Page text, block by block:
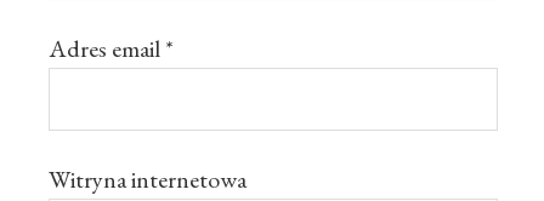
Adres email*
Witryna internetowa